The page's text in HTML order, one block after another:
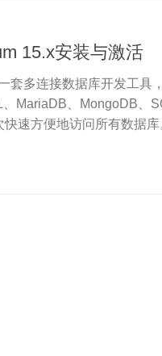
15.x安装与激活
套多连接数据库开发工具
MariaDB、MongoDB、
速方便地访问所有数据库